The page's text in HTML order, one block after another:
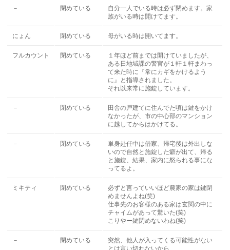
－ 閉めている
自分一人でいる時は必ず閉めます。家
族がいる時は開けてます。
にょん 閉めている 母がいる時は開いてます。
フルカウント 閉めている
１年ほど前までは開けていましたが、
ある日地域課の警官が１軒１軒まわっ
て来た時に『常にカギをかけるよう
に』と指導されました。
それ以来常に施錠しています。
－ 閉めている
田舎の戸建てに住んでた頃は鍵をかけ
なかったが、市の中心部のマンション
に越してからはかけてる。
－ 閉めている
単身赴任中は借家、帰宅後は外出しな
いので自然と施錠した癖が出て、帰る
と施錠、結果、家内に怒られる事にな
ってるよ。
ミキティ 閉めている
必ずと言っていいほど農家の家は鍵閉
めませんよね(笑)
仕事先のお客様のある家は玄関の中に
チャイムがあって驚いた(笑)
こりやー鍵閉めないわね(笑)
－ 閉めている
突然、他人が入ってくる可能性がない
とは言い切れないから